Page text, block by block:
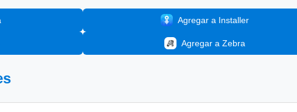
Agregar a Installer
Agregar a Zebra